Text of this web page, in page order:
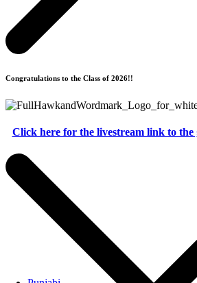
Congratulations to the Class of 2026!!
Click here for the livestream link to the